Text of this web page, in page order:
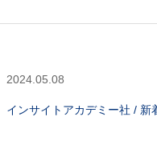
2024.05.08
インサイトアカデミー社 / 新